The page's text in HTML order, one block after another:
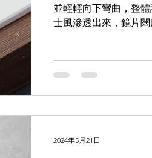
並輕輕向下彎曲，整
士風滲透出來，鏡片
2024年5月21日